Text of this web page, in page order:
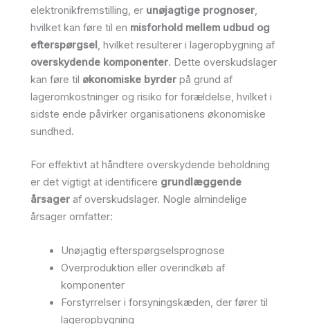
elektronikfremstilling, er unøjagtige prognoser,
hvilket kan føre til en misforhold mellem udbud og
efterspørgsel, hvilket resulterer i lageropbygning af
overskydende komponenter. Dette overskudslager
kan føre til økonomiske byrder på grund af
lageromkostninger og risiko for forældelse, hvilket i
sidste ende påvirker organisationens økonomiske
sundhed.
For effektivt at håndtere overskydende beholdning
er det vigtigt at identificere grundlæggende
årsager af overskudslager. Nogle almindelige
årsager omfatter:
Unøjagtig efterspørgselsprognose
Overproduktion eller overindkøb af
komponenter
Forstyrrelser i forsyningskæden, der fører til
lageropbygning